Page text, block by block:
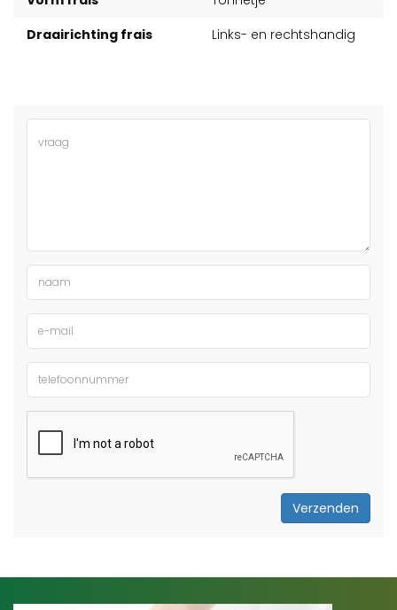
Draairichting frais
Links- en rechtshandig
Verzenden